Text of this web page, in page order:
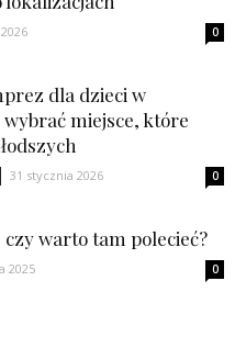
0
dla dzieci w
miejsce, które
31 stycznia 2026 0
warto tam polecieć?
2025 0